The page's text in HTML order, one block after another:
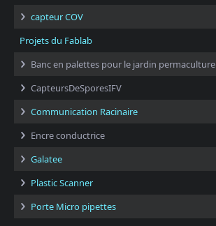
capteur COV
Projets du Fablab
Banc en palettes pour le jardin permaculture
CapteursDeSporesIFV
Communication Racinaire
Encre conductrice
Galatee
Plastic Scanner
Porte Micro pipettes